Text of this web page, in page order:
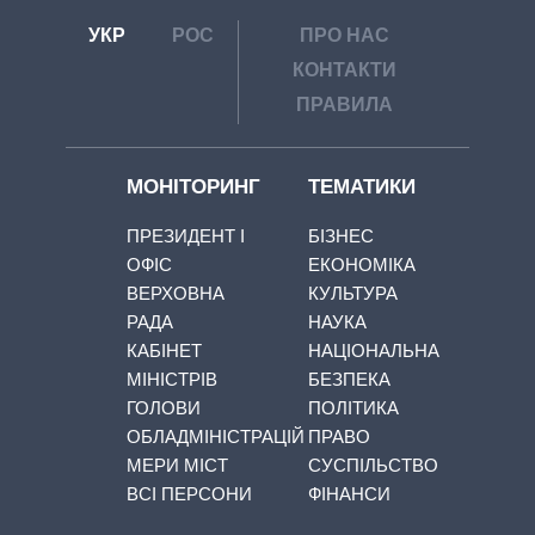
УКР РОС
ПРО НАС
КОНТАКТИ
ПРАВИЛА
МОНІТОРИНГ
ПРЕЗИДЕНТ І
ОФІС
ВЕРХОВНА
РАДА
КАБІНЕТ
МІНІСТРІВ
ГОЛОВИ
ОБЛАДМІНІСТРАЦІЙ
МЕРИ МІСТ
ВСІ ПЕРСОНИ
ТЕМАТИКИ
БІЗНЕС
ЕКОНОМІКА
КУЛЬТУРА
НАУКА
НАЦІОНАЛЬНА
БЕЗПЕКА
ПОЛІТИКА
ПРАВО
СУСПІЛЬСТВО
ФІНАНСИ